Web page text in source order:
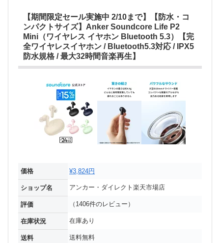
【期間限定セール実施中 2/10まで】【防水・コ
ンパクトサイズ】Anker Soundcore Life P2
Mini（ワイヤレス イヤホン Bluetooth 5.3）【完
全ワイヤレスイヤホン / Bluetooth5.3対応 / IPX5
防水規格 / 最大32時間音楽再生】
価格 ¥3,824円
ショップ名 アンカー・ダイレクト楽天市場店
評価 （1406件のレビュー）
在庫状況 在庫あり
送料 送料無料